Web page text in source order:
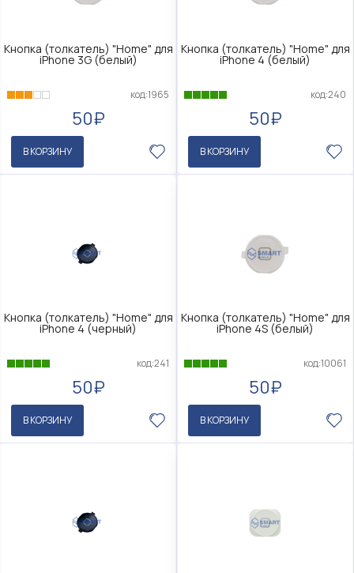
Кнопка (толкатель) "Home" для
iPhone 3G (белый)
код:1965
50₽
В КОРЗИНУ
Кнопка (толкатель) "Home" для
iPhone 4 (белый)
код:240
50₽
В КОРЗИНУ
Кнопка (толкатель) "Home" для
iPhone 4 (черный)
код:241
50₽
В КОРЗИНУ
Кнопка (толкатель) "Home" для
iPhone 4S (белый)
код:10061
50₽
В КОРЗИНУ